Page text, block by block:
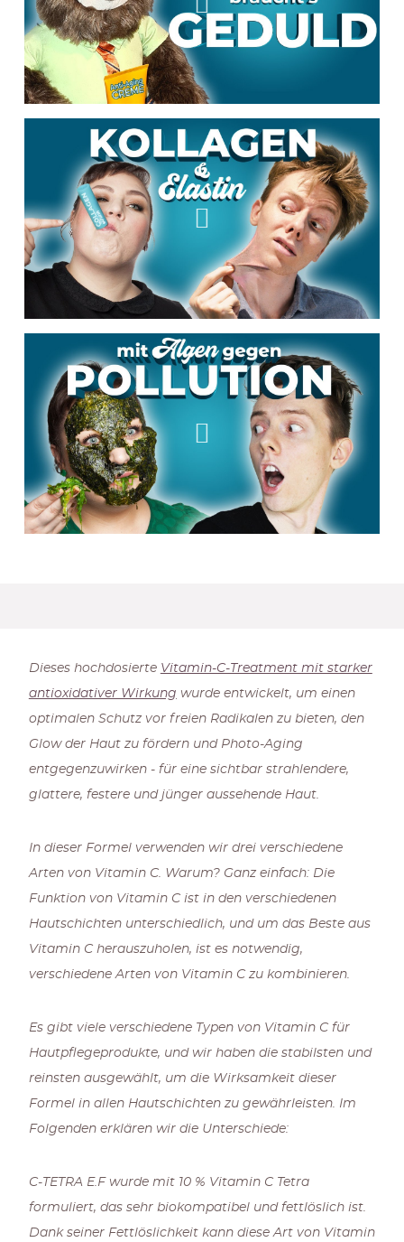
Dieses hochdosierte Vitamin-C-Treatment mit starker
antioxidativer Wirkung wurde entwickelt, um einen
optimalen Schutz vor freien Radikalen zu bieten, den
Glow der Haut zu fördern und Photo-Aging
entgegenzuwirken - für eine sichtbar strahlendere,
glattere, festere und jünger aussehende Haut.
In dieser Formel verwenden wir drei verschiedene
Arten von Vitamin C. Warum? Ganz einfach: Die
Funktion von Vitamin C ist in den verschiedenen
Hautschichten unterschiedlich, und um das Beste aus
Vitamin C herauszuholen, ist es notwendig,
verschiedene Arten von Vitamin C zu kombinieren.
Es gibt viele verschiedene Typen von Vitamin C für
Hautpflegeprodukte, und wir haben die stabilsten und
reinsten ausgewählt, um die Wirksamkeit dieser
Formel in allen Hautschichten zu gewährleisten. Im
Folgenden erklären wir die Unterschiede:
C-TETRA E.F wurde mit 10 % Vitamin C Tetra
formuliert, das sehr biokompatibel und fettlöslich ist.
Dank seiner Fettlöslichkeit kann diese Art von Vitamin